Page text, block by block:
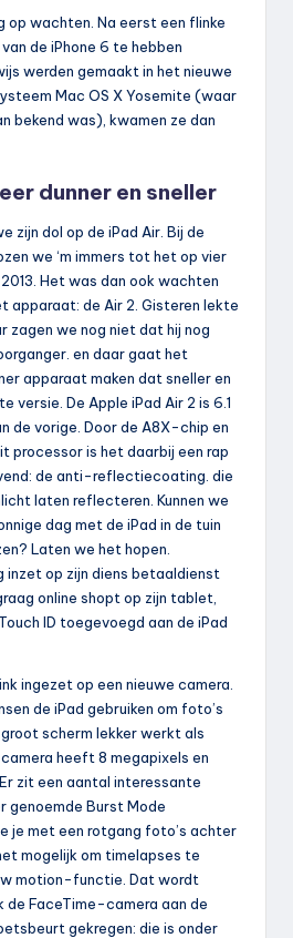
op wachten. Na eerst een flinke
de iPhone 6 te hebben
werden gemaakt in het nieuwe
Mac OS X Yosemite (waar
bekend was), kwamen ze dan
dunner en sneller
zijn dol op de iPad Air. Bij de
we ‘m immers tot het op vier
Het was dan ook wachten
apparaat: de Air 2. Gisteren lekte
zagen we nog niet dat hij nog
en daar gaat het
apparaat maken dat sneller en
versie. De Apple iPad Air 2 is 6.1
de vorige. Door de A8X-chip en
processor is het daarbij een rap
de anti-reflectiecoating. die
laten reflecteren. Kunnen we
dag met de iPad in de tuin
Laten we het hopen.
inzet op zijn diens betaaldienst
online shopt op zijn tablet,
ID toegevoegd aan de iPad
ingezet op een nieuwe camera.
de iPad gebruiken om foto’s
groot scherm lekker werkt als
heeft 8 megapixels en
zit een aantal interessante
genoemde Burst Mode
je met een rotgang foto’s achter
mogelijk om timelapses te
motion-functie. Dat wordt
de FaceTime-camera aan de
gekregen: die is onder